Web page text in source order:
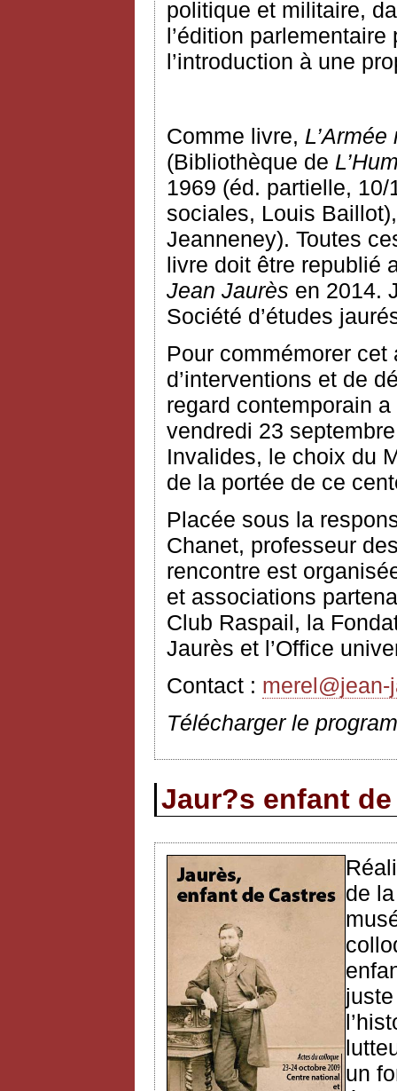
politique et militaire,
l’édition
l’introduction à une
Comme livre,
(Bibliothèque de
1969 (éd. partielle,
sociales, Louis
Jeanneney). Toutes
livre doit être republié
Jean Jaurès en 2014.
Société d’études
Pour commémorer cet
d’interventions et de
regard contemporain
vendredi 23
Invalides, le choix du
de la portée de ce
Placée sous la
Chanet, professeur
rencontre est
et associations
Club Raspail, la
Jaurès et l’Office
Contact :
Télécharger le
Jaur?s enfant
de
un